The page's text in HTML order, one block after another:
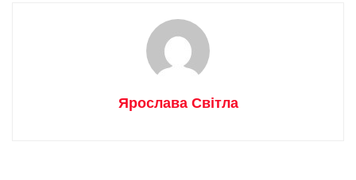
Ярослава Світла